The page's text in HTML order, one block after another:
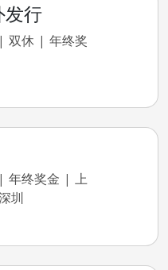
发行
双休
年终奖
年终奖金
上
圳